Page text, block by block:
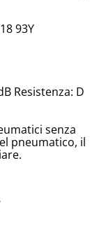
93Y
Resistenza: D
senza
pneumatico, il